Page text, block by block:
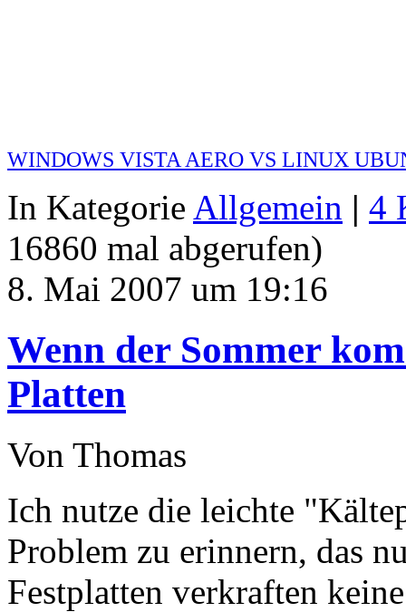
WINDOWS VISTA AERO VS LINUX
In Kategorie Allgemein | 4
16860 mal abgerufen)
8. Mai 2007 um 19:16
Wenn der Sommer
Platten
Von Thomas
Ich nutze die leichte
Problem zu erinnern, das
Festplatten verkraften